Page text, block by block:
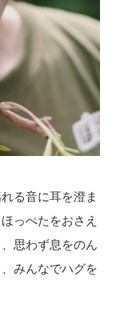
る音に耳を澄ま
っぺたをおさえ
思わず息をのん
みんなでハグを